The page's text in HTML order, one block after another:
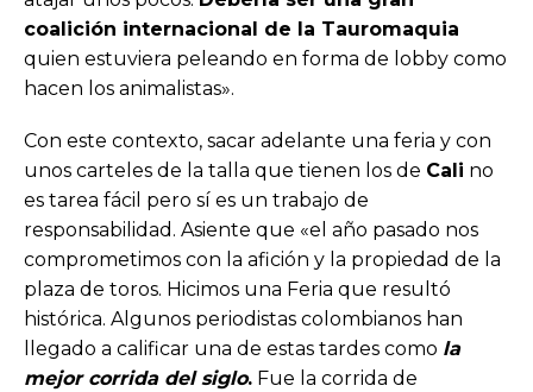
coalición internacional de la Tauromaquia
quien estuviera peleando en forma de lobby como
hacen los animalistas».
Con este contexto, sacar adelante una feria y con
unos carteles de la talla que tienen los de Cali no
es tarea fácil pero sí es un trabajo de
responsabilidad. Asiente que «el año pasado nos
comprometimos con la afición y la propiedad de la
plaza de toros. Hicimos una Feria que resultó
histórica. Algunos periodistas colombianos han
llegado a calificar una de estas tardes como la
mejor corrida del siglo. Fue la corrida de